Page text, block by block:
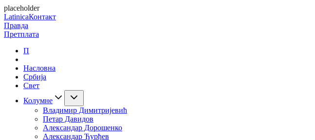
placeholder
LatinicaКонтакт
Правда
Претплата
П
Насловна
Србија
Свет
Колумне
Владимир Димитријевић
Петар Давидов
Александар Дорошенко
Александар Ђурђев